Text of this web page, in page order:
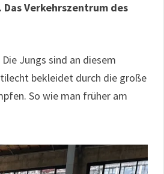
Verkehrszentrum des
Jungs sind an diesem
bekleidet durch die große
So wie man früher am